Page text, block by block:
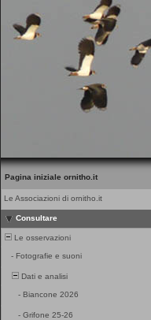
Pagina iniziale ornitho.it
Le Associazioni di ornitho.it
Consultare
Le osservazioni
- Fotografie e suoni
Dati e analisi
- Biancone 2026
- Grifone 25-26